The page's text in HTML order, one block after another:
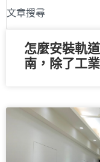
怎麼安裝軌
南，除了工